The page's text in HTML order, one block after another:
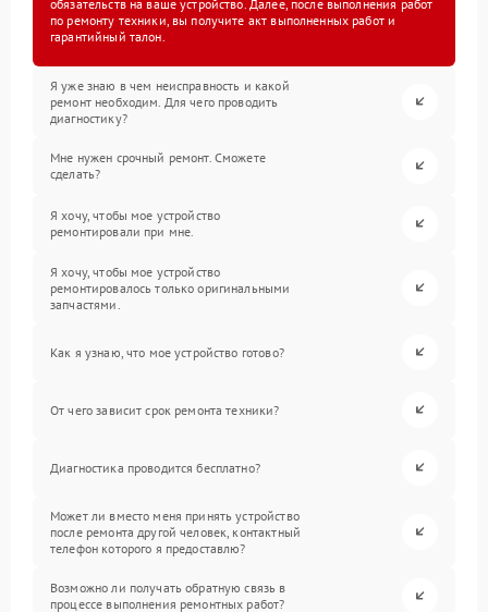
обязательств на ваше устройство. Далее, после выполнения работ
по ремонту техники, вы получите акт выполненных работ и
гарантийный талон.
Я уже знаю в чем неисправность и какой
ремонт необходим. Для чего проводить
диагностику?
Мне нужен срочный ремонт. Сможете
сделать?
Я хочу, чтобы мое устройство
ремонтировали при мне.
Я хочу, чтобы мое устройство
ремонтировалось только оригинальными
запчастями.
Как я узнаю, что мое устройство готово?
От чего зависит срок ремонта техники?
Диагностика проводится бесплатно?
Может ли вместо меня принять устройство
после ремонта другой человек, контактный
телефон которого я предоставлю?
Возможно ли получать обратную связь в
процессе выполнения ремонтных работ?